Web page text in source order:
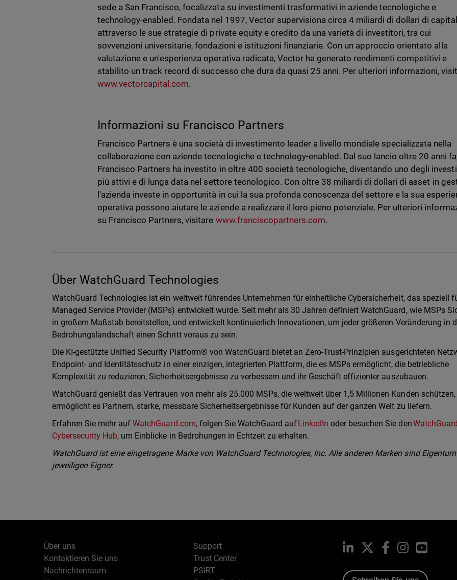
sede a San Francisco, focalizzata su investimenti trasformativi in aziende tecnologiche e
technology-enabled. Fondata nel 1997, Vector supervisiona circa 4 miliardi di dollari di
attraverso le sue strategie di private equity e credito da una varietà di investitori, tra cui
sovvenzioni universitarie, fondazioni e istituzioni finanziarie. Con un approccio orientato alla
valutazione e un'esperienza operativa radicata, Vector ha generato rendimenti competitivi e
stabilito un track record di successo che dura da quasi 25 anni. Per ulteriori informazioni,
www.vectorcapital.com.
Informazioni su Francisco Partners
Francisco Partners è una società di investimento leader a livello mondiale specializzata nella
collaborazione con aziende tecnologiche e technology-enabled. Dal suo lancio oltre 20 anni
Francisco Partners ha investito in oltre 400 società tecnologiche, diventando uno degli
più attivi e di lunga data nel settore tecnologico. Con oltre 38 miliardi di dollari di asset in
l'azienda investe in opportunità in cui la sua profonda conoscenza del settore e la sua
operativa possono aiutare le aziende a realizzare il loro pieno potenziale. Per ulteriori
su Francisco Partners, visitare www.franciscopartners.com.
Über WatchGuard Technologies
WatchGuard Technologies ist ein weltweit führendes Unternehmen für einheitliche Cybersicherheit, das speziell
Managed Service Provider (MSPs) entwickelt wurde. Seit mehr als 30 Jahren definiert WatchGuard, wie MSPs
in großem Maßstab bereitstellen, und entwickelt kontinuierlich Innovationen, um jeder größeren Veränderung in
Bedrohungslandschaft einen Schritt voraus zu sein.
Die KI-gestützte Unified Security Platform® von WatchGuard bietet an Zero-Trust-Prinzipien ausgerichteten
Endpoint- und Identitätsschutz in einer einzigen, integrierten Plattform, die es MSPs ermöglicht, die betriebliche
Komplexität zu reduzieren, Sicherheitsergebnisse zu verbessern und ihr Geschäft effizienter auszubauen.
WatchGuard genießt das Vertrauen von mehr als 25.000 MSPs, die weltweit über 1,5 Millionen Kunden schützen,
ermöglicht es Partnern, starke, messbare Sicherheitsergebnisse für Kunden auf der ganzen Welt zu liefern.
Erfahren Sie mehr aufWatchGuard.com, folgen Sie WatchGuard aufLinkedIn oder besuchen Sie denWatchGuard
Cybersecurity Hub, um Einblicke in Bedrohungen in Echtzeit zu erhalten.
WatchGuard ist eine eingetragene Marke von WatchGuard Technologies, Inc. Alle anderen Marken sind
jeweiligen Eigner.
Über uns
Kontaktieren Sie uns
Nachrichtenraum
Support
Trust Center
PSIRT
LinkedIn Facebook
InstagramYouTube